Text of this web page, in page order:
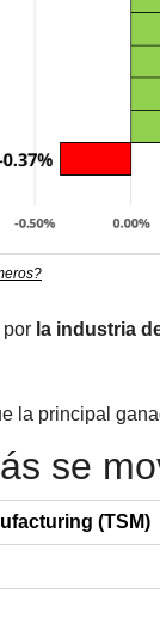
por la industria
la principal
se
(TSM)